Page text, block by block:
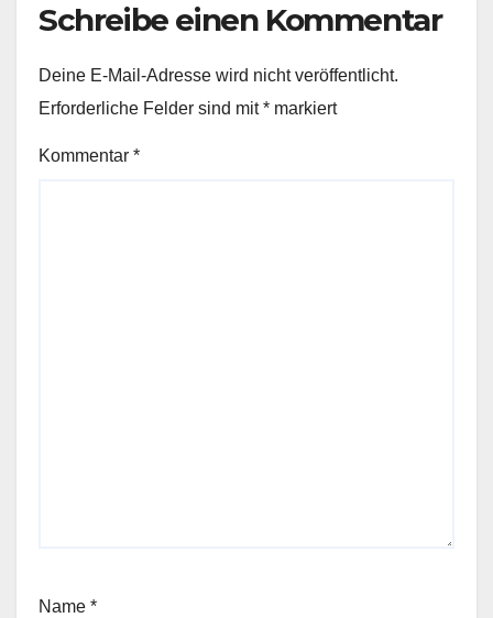
Schreibe einen Kommentar
Deine E-Mail-Adresse wird nicht veröffentlicht.
Erforderliche Felder sind mit* markiert
Kommentar *
Name *